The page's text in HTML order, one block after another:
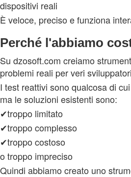
dispositivi reali
È veloce, preciso e funziona
Perché l'abbiamo
Su dzosoft.com creiamo
problemi reali per veri
I test reattivi sono qualcosa di
ma le soluzioni esistenti sono:
✔troppo limitato
✔troppo complesso
✔troppo costoso
o troppo impreciso
Quindi abbiamo creato uno